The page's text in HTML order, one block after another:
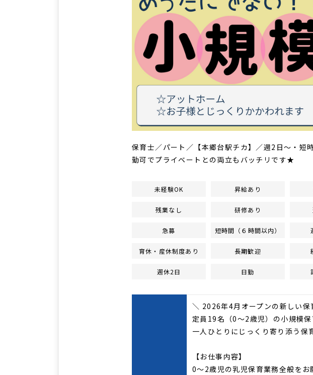
保育士／パート／【本郷台駅チカ】／週2日～・短
勤可でプライベートとの両立もバッチリです★
未経験OK 昇給あり
残業なし 研修あり
急募 短時間（６時間以内）
育休・産休制度あり 長期歓迎
週休2日 日勤
＼ 2026年4月オープンの新しい保
定員19名（0～2歳児）の小規模保
一人ひとりにじっくり寄り添う保
【お仕事内容】
0～2歳児の乳児保育業務全般をお